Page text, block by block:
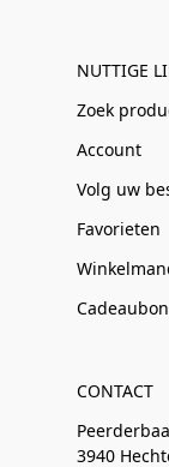
NUTTIGE
Zoek
Account
Volg uw
Favorieten
CONTACT
3940